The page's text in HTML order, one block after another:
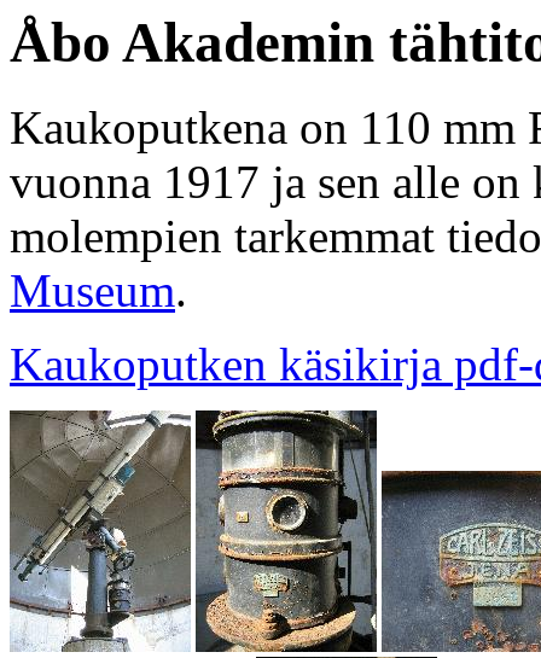
Åbo Akademin
Kaukoputkena on 110
vuonna 1917 ja sen alle
molempien tarkemmat
Museum.
Kaukoputken käsikirja